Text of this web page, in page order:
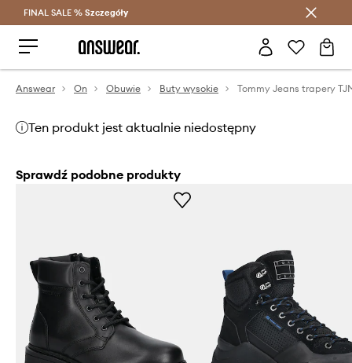
Oszczędzaj z Answear Club >
FINAL SALE % Szczegóły
Answear On Obuwie Buty wysokie
Ten produkt jest aktualnie niedostępny
Sprawdź podobne produkty